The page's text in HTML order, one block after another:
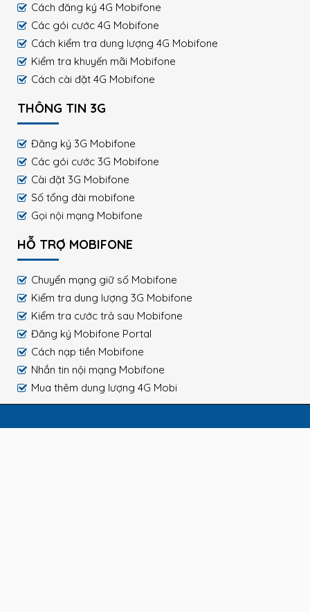
Cách đăng ký 4G Mobifone
Các gói cước 4G Mobifone
Cách kiểm tra dung lượng 4G Mobifone
Kiểm tra khuyến mãi Mobifone
Cách cài đặt 4G Mobifone
THÔNG TIN 3G
Đăng ký 3G Mobifone
Các gói cước 3G Mobifone
Cài đặt 3G Mobifone
Số tổng đài mobifone
Gọi nội mạng Mobifone
HỖ TRỢ MOBIFONE
Chuyển mạng giữ số Mobifone
Kiểm tra dung lượng 3G Mobifone
Kiểm tra cước trả sau Mobifone
Đăng ký Mobifone Portal
Cách nạp tiền Mobifone
Nhắn tin nội mạng Mobifone
Mua thêm dung lượng 4G Mobi